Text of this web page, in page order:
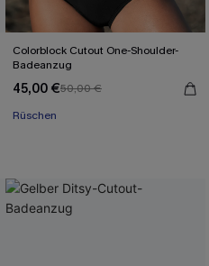
Colorblock Cutout One-Shoulder-
Badeanzug
45,00 €50,00 €
Rüschen